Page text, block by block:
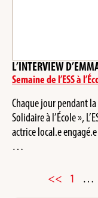
L’INTERVIEW
Semaine de l’ESS à
Chaque jour pendant
Solidaire à l’École »,
actrice local.e engagé.e
…
<< 1 …